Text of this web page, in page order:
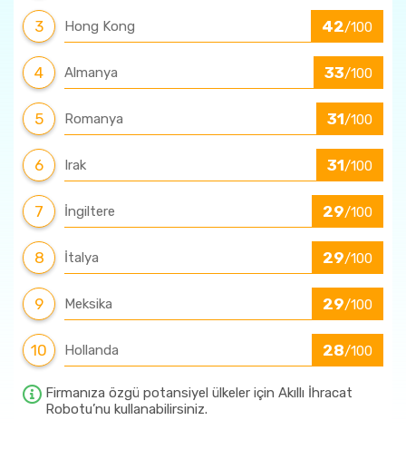
3 Hong Kong 42/100
4 Almanya 33/100
5 Romanya 31/100
6 Irak 31/100
7 İngiltere 29/100
8 İtalya 29/100
9 Meksika 29/100
10 Hollanda 28/100
Firmanıza özgü potansiyel ülkeler için Akıllı İhracat
Robotu’nu kullanabilirsiniz.